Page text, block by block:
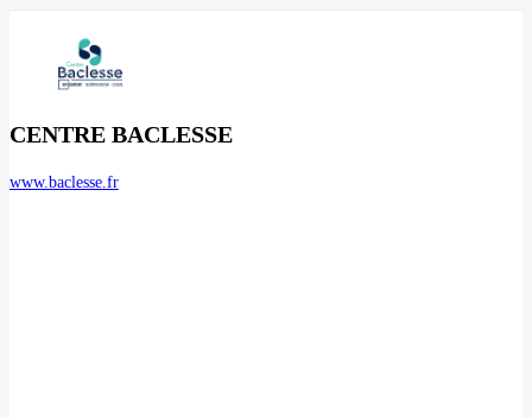
CENTRE BACLESSE
www.baclesse.fr